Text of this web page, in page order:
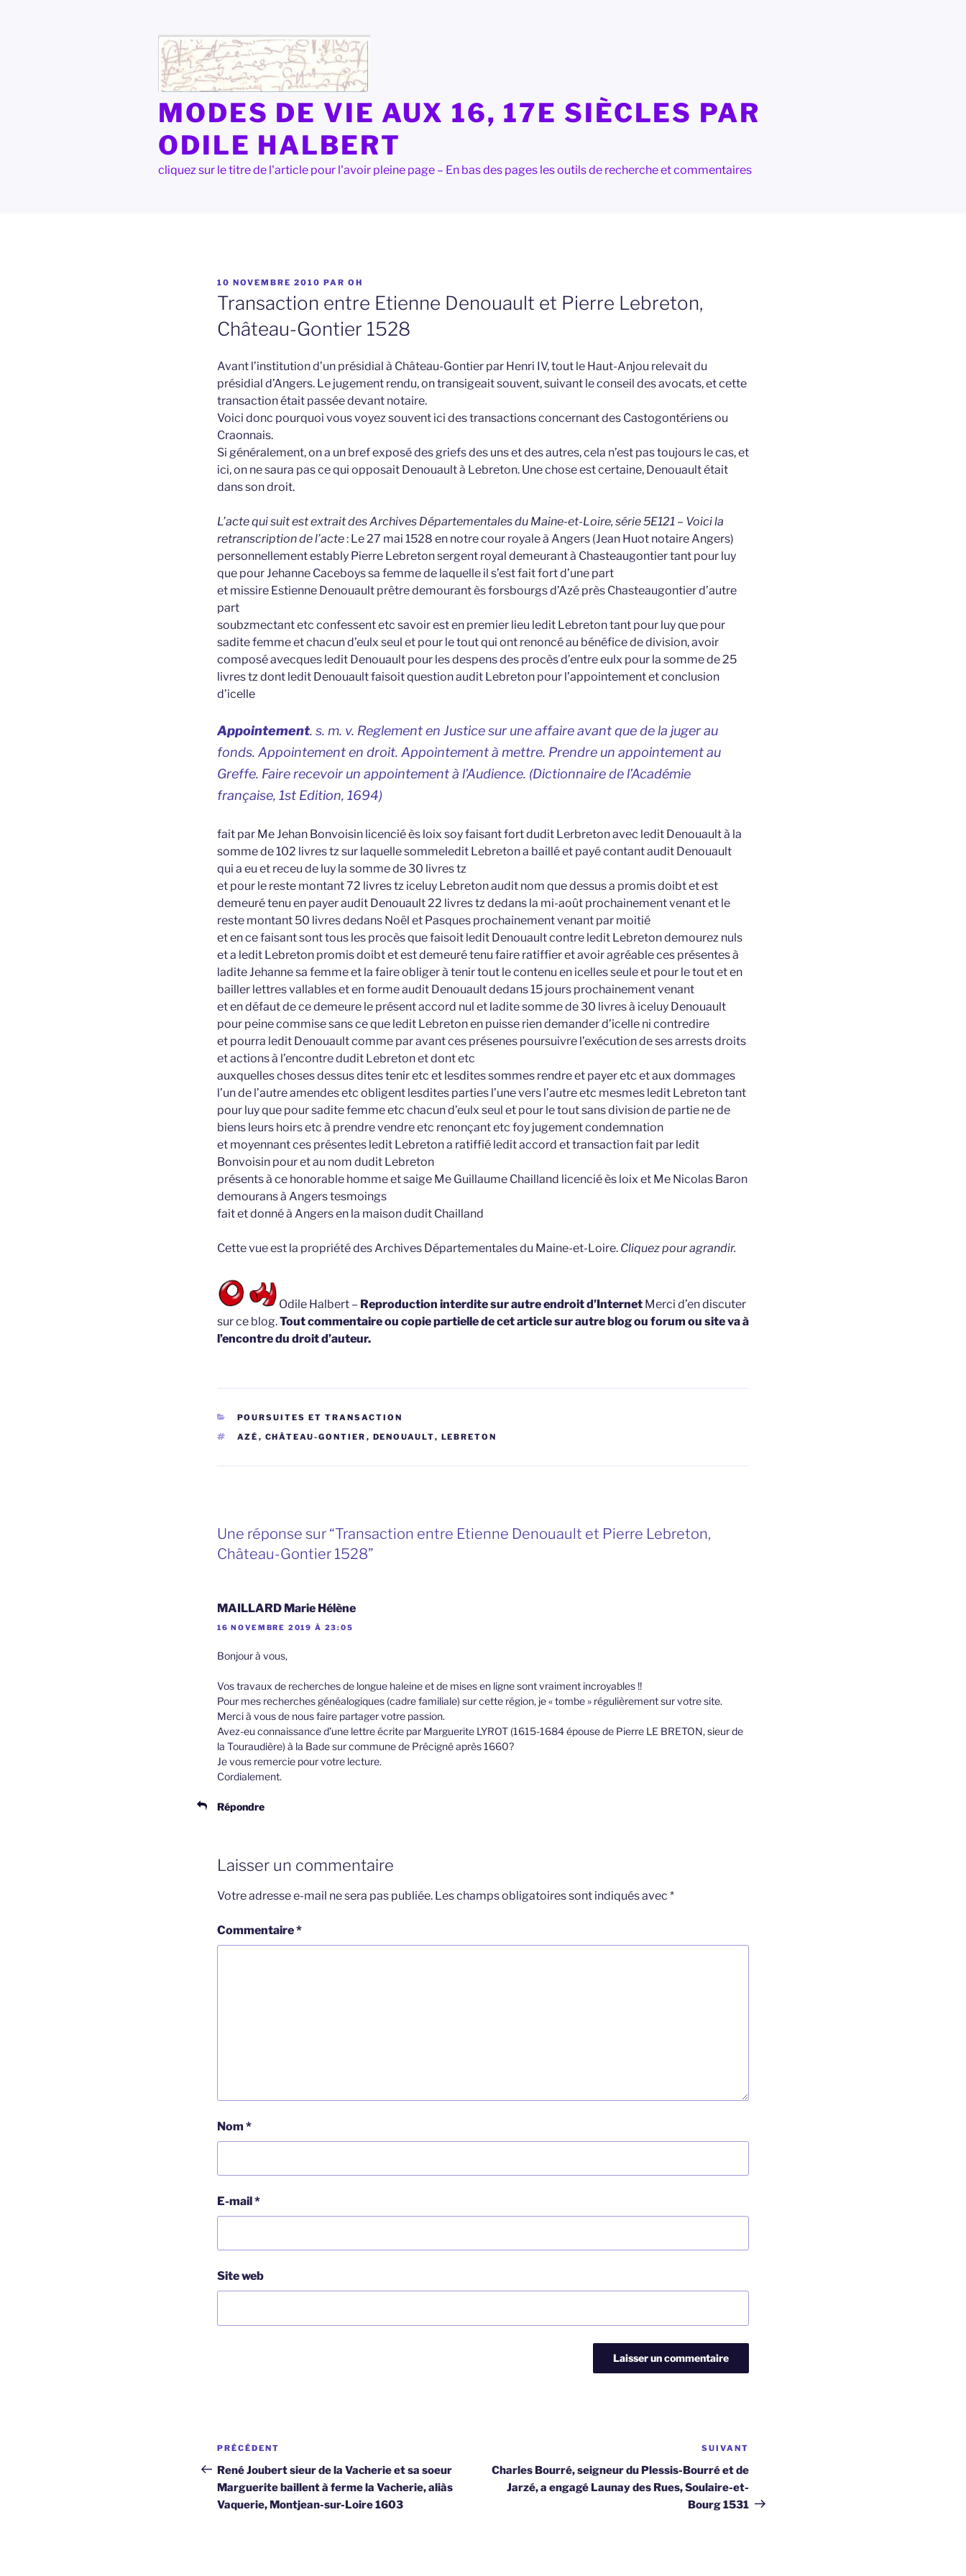
MODES DE VIE AUX 16, 17E SIÈCLES PAR
ODILE HALBERT
cliquez sur le titre de l'article pour l'avoir pleine page – En bas des pages les outils de recherche et commentaires
PUBLIÉ
LE
10 NOVEMBRE 2010 PAR OH
Transaction entre Etienne Denouault et Pierre Lebreton,
Château-Gontier 1528
Avant l’institution d’un présidial à Château-Gontier par Henri IV, tout le Haut-Anjou relevait du
présidial d’Angers. Le jugement rendu, on transigeait souvent, suivant le conseil des avocats, et cette
transaction était passée devant notaire.
Voici donc pourquoi vous voyez souvent ici des transactions concernant des Castogontériens ou
Craonnais.
Si généralement, on a un bref exposé des griefs des uns et des autres, cela n’est pas toujours le cas, et
ici, on ne saura pas ce qui opposait Denouault à Lebreton. Une chose est certaine, Denouault était
dans son droit.
L’acte qui suit est extrait des Archives Départementales du Maine-et-Loire, série 5E121 – Voici la
retranscription de l’acte: Le 27 mai 1528 en notre cour royale à Angers (Jean Huot notaire Angers)
personnellement estably Pierre Lebreton sergent royal demeurant à Chasteaugontier tant pour luy
que pour Jehanne Caceboys sa femme de laquelle il s’est fait fort d’une part
et missire Estienne Denouault prêtre demourant ès forsbourgs d’Azé près Chasteaugontier d’autre
part
soubzmectant etc confessent etc savoir est en premier lieu ledit Lebreton tant pour luy que pour
sadite femme et chacun d’eulx seul et pour le tout qui ont renoncé au bénéfice de division, avoir
composé avecques ledit Denouault pour les despens des procès d’entre eulx pour la somme de 25
livres tz dont ledit Denouault faisoit question audit Lebreton pour l’appointement et conclusion
d’icelle
Appointement. s. m. v. Reglement en Justice sur une affaire avant que de la juger au
fonds. Appointement en droit. Appointement à mettre. Prendre un appointement au
Greffe. Faire recevoir un appointement à l’Audience. (Dictionnaire de l’Académie
française, 1st Edition, 1694)
fait par Me Jehan Bonvoisin licencié ès loix soy faisant fort dudit Lerbreton avec ledit Denouault à la
somme de 102 livres tz sur laquelle sommeledit Lebreton a baillé et payé contant audit Denouault
qui a eu et receu de luy la somme de 30 livres tz
et pour le reste montant 72 livres tz iceluy Lebreton audit nom que dessus a promis doibt et est
demeuré tenu en payer audit Denouault 22 livres tz dedans la mi-août prochainement venant et le
reste montant 50 livres dedans Noël et Pasques prochainement venant par moitié
et en ce faisant sont tous les procès que faisoit ledit Denouault contre ledit Lebreton demourez nuls
et a ledit Lebreton promis doibt et est demeuré tenu faire ratiffier et avoir agréable ces présentes à
ladite Jehanne sa femme et la faire obliger à tenir tout le contenu en icelles seule et pour le tout et en
bailler lettres vallables et en forme audit Denouault dedans 15 jours prochainement venant
et en défaut de ce demeure le présent accord nul et ladite somme de 30 livres à iceluy Denouault
pour peine commise sans ce que ledit Lebreton en puisse rien demander d’icelle ni contredire
et pourra ledit Denouault comme par avant ces présenes poursuivre l’exécution de ses arrests droits
et actions à l’encontre dudit Lebreton et dont etc
auxquelles choses dessus dites tenir etc et lesdites sommes rendre et payer etc et aux dommages
l’un de l’autre amendes etc obligent lesdites parties l’une vers l’autre etc mesmes ledit Lebreton tant
pour luy que pour sadite femme etc chacun d’eulx seul et pour le tout sans division de partie ne de
biens leurs hoirs etc à prendre vendre etc renonçant etc foy jugement condemnation
et moyennant ces présentes ledit Lebreton a ratiffié ledit accord et transaction fait par ledit
Bonvoisin pour et au nom dudit Lebreton
présents à ce honorable homme et saige Me Guillaume Chailland licencié ès loix et Me Nicolas Baron
demourans à Angers tesmoings
fait et donné à Angers en la maison dudit Chailland
Cette vue est la propriété des Archives Départementales du Maine-et-Loire. Cliquez pour agrandir.
Odile Halbert – Reproduction interdite sur autre endroit d’Internet Merci d’en discuter
sur ce blog.Tout commentaire ou copie partielle de cet article sur autre blog ou forum ou site va à
l’encontre du droit d’auteur.
CATÉGORIES
POURSUITES ET TRANSACTION
ÉTIQUETTES
AZÉ , CHÂTEAU-GONTIER , DENOUAULT, LEBRETON
Une réponse sur “Transaction entre Etienne Denouault et Pierre Lebreton,
Château-Gontier 1528”
MAILLARD Marie Hélène
16 NOVEMBRE 2019 À 23:05
Bonjour à vous,
Vos travaux de recherches de longue haleine et de mises en ligne sont vraiment incroyables !!
Pour mes recherches généalogiques (cadre familiale) sur cette région, je « tombe » régulièrement sur votre site.
Merci à vous de nous faire partager votre passion.
Avez-eu connaissance d’une lettre écrite par Marguerite LYROT (1615-1684 épouse de Pierre LE BRETON, sieur de
la Touraudière) à la Bade sur commune de Précigné après 1660?
Je vous remercie pour votre lecture.
Cordialement.
Répondre
Laisser un commentaire
Votre adresse e-mail ne sera pas publiée. Les champs obligatoires sont indiqués avec *
Commentaire*
Nom *
E-mail*
Site web
Navigation
de
l’article
Article
précédent
PRÉCÉDENT
René Joubert sieur de la Vacherie et sa soeur
Marguerite baillent à ferme la Vacherie, aliàs
Vaquerie, Montjean-sur-Loire 1603
suivant
SUIVANT
Charles Bourré, seigneur du Plessis-Bourré et de
Jarzé, a engagé Launay des Rues, Soulaire-et-
Bourg 1531